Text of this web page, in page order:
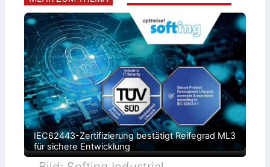
IEC62443-Zertifizierung bestätigt Reifegrad ML3
für sichere Entwicklung